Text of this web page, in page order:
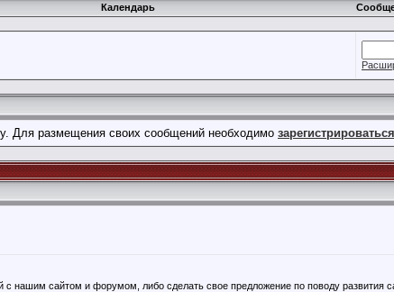
Календарь
Для размещения своих сообщений необходимо зарегистрироваться
нашим сайтом и форумом, либо сделать свое предложение по поводу развития